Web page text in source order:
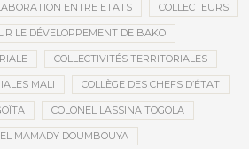
ENTRE ETATS COLLECTEURS
LE DÉVELOPPEMENT DE BAKO
COLLECTIVITÉS TERRITORIALES
MALI COLLÈGE DES CHEFS D’ÉTAT
COLONEL LASSINA TOGOLA
MAMADY DOUMBOUYA